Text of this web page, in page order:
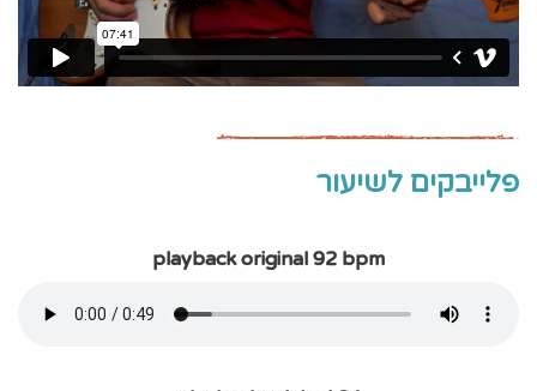
פלייבקים לשיעור
playback original 92 bpm